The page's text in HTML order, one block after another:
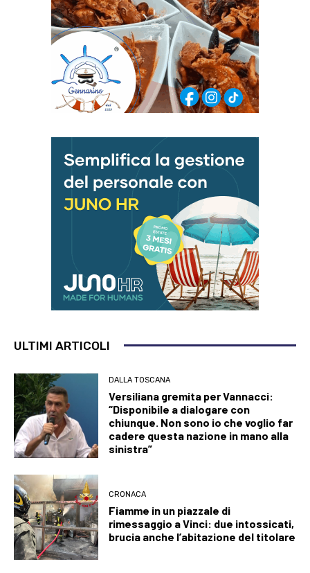
ULTIMI ARTICOLI
DALLA TOSCANA
Versiliana gremita per Vannacci:
“Disponibile a dialogare con
chiunque. Non sono io che voglio far
cadere questa nazione in mano alla
sinistra”
CRONACA
Fiamme in un piazzale di
rimessaggio a Vinci: due intossicati,
brucia anche l’abitazione del titolare